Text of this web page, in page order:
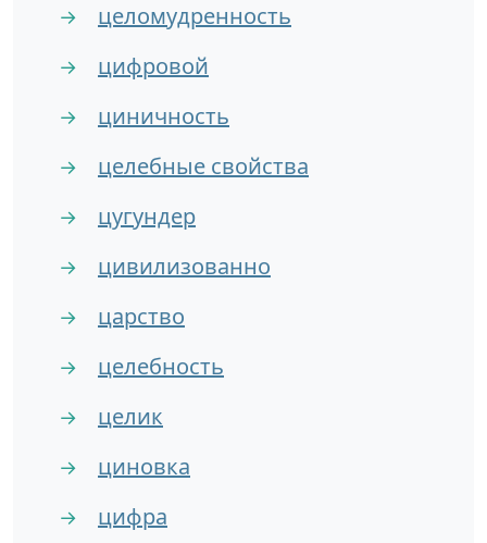
→ целомудренность
→ цифровой
→ циничность
→ целебные свойства
→ цугундер
→ цивилизованно
→ царство
→ целебность
→ целик
→ циновка
→ цифра